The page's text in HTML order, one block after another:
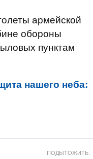
армейской
обороны
пунктам
нашего неба:
ПОДЫТОЖИТЬ: